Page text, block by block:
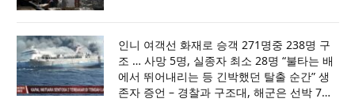
인니 여객선 화재로 승객 271명중 238명 구
조 … 사망 5명, 실종자 최소 28명 “불타는 배
에서 뛰어내리는 등 긴박했던 탈출 순간” 생
존자 증언 – 경찰과 구조대, 해군은 선박 7척